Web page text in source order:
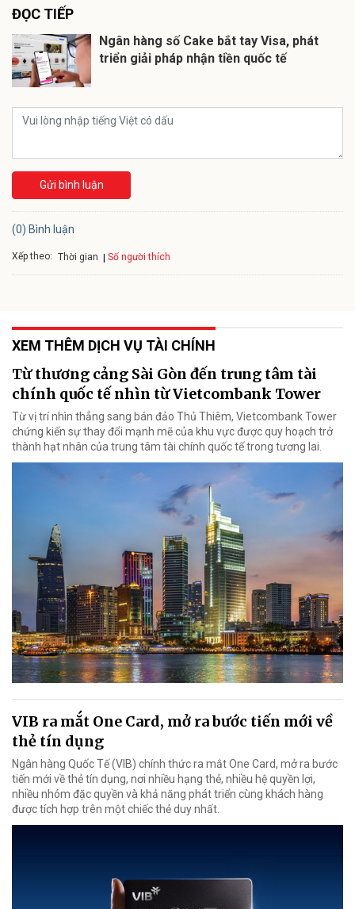
ĐỌC TIẾP
Ngân hàng số Cake bắt tay Visa, phát
triển giải pháp nhận tiền quốc tế
Gửi bình luận
(0) Bình luận
Xếp theo: Thời gian Số người thích
XEM THÊM DỊCH VỤ TÀI CHÍNH
Từ thương cảng Sài Gòn đến trung tâm tài
chính quốc tế nhìn từ Vietcombank Tower
Từ vị trí nhìn thẳng sang bán đảo Thủ Thiêm, Vietcombank Tower
chứng kiến sự thay đổi mạnh mẽ của khu vực được quy hoạch trở
thành hạt nhân của trung tâm tài chính quốc tế trong tương lai.
VIB ra mắt One Card, mở ra bước tiến mới về
thẻ tín dụng
Ngân hàng Quốc Tế (VIB) chính thức ra mắt One Card, mở ra bước
tiến mới về thẻ tín dụng, nơi nhiều hạng thẻ, nhiều hệ quyền lợi,
nhiều nhóm đặc quyền và khả năng phát triển cùng khách hàng
được tích hợp trên một chiếc thẻ duy nhất.